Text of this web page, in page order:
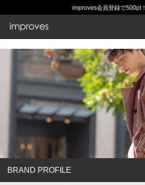
improves会員登録で500pt！
BRAND PROFILE